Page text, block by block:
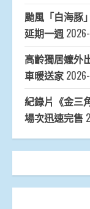
颱風「白海豚
延期一週
高齡獨居嬤外
車暖送家
紀錄片《金三
場次迅速完售